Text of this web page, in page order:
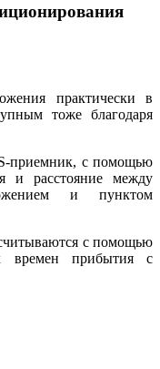
практически в
тоже благодаря
приемник, с помощью
и расстояние между
и пунктом
с помощью
времен прибытия с